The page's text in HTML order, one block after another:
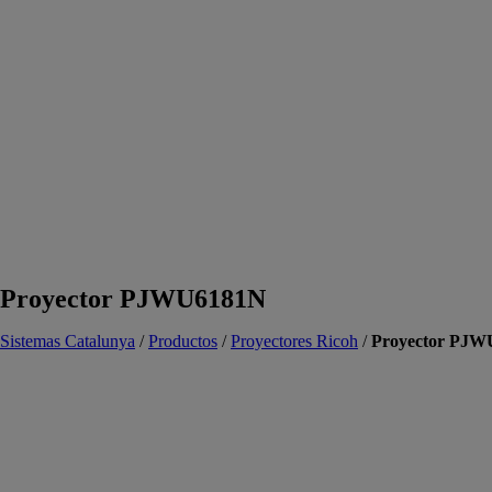
Proyector PJWU6181N
Sistemas Catalunya /Productos /Proyectores Ricoh /Proyector